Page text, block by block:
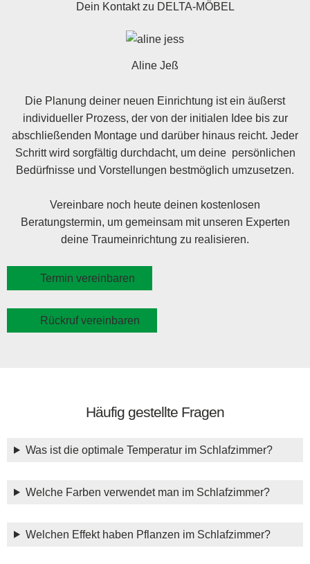
Dein Kontakt zu DELTA-MÖBEL
Aline Jeß
Die Planung deiner neuen Einrichtung ist ein äußerst
individueller Prozess, der von der initialen Idee bis zur
abschließenden Montage und darüber hinaus reicht. Jeder
Schritt wird sorgfältig durchdacht, um deine persönlichen
Bedürfnisse und Vorstellungen bestmöglich umzusetzen.
Vereinbare noch heute deinen kostenlosen
Beratungstermin, um gemeinsam mit unseren Experten
deine Traumeinrichtung zu realisieren.
Termin vereinbaren
Rückruf vereinbaren
Häufig gestellte Fragen
Was ist die optimale Temperatur im Schlafzimmer?
Welche Farben verwendet man im Schlafzimmer?
Welchen Effekt haben Pflanzen im Schlafzimmer?